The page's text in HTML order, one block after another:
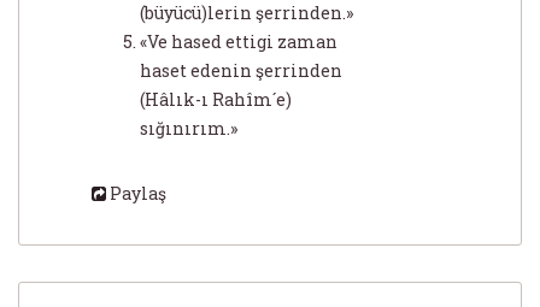
(büyücü)lerin şerrinden.»
«Ve hased ettigi zaman
haset edenin şerrinden
(Hâlık-ı Rahîm´e)
sığınırım.»
Paylaş